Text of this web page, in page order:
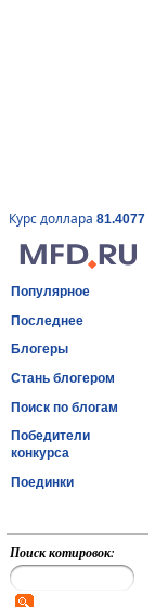
Курс доллара 81.4077
Популярное
Последнее
Блогеры
Стань блогером
Поиск по блогам
Победители
конкурса
Поединки
Поиск котировок: